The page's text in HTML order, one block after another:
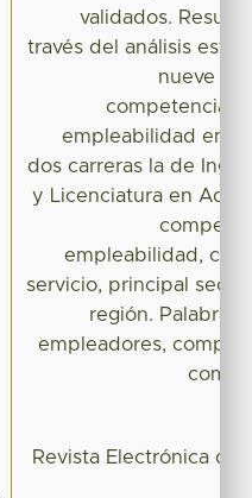
validados.
través del análisis
nueve
competencias
empleabilidad en
dos carreras la de
y Licenciatura en
empleabilidad,
servicio, principal
región. Palabras
empleadores,
Revista Electrónica de